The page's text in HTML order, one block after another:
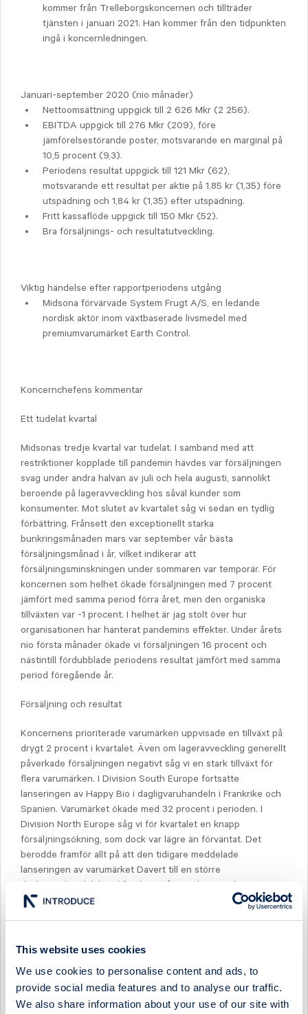
This website uses cookies
We use cookies to personalise content and ads, to
provide social media features and to analyse our traffic.
We also share information about your use of our site with
kommer från Trelleborgskoncernen och tillträder
tjänsten i januari 2021. Han kommer från den tidpunkten
ingå i koncernledningen.
Januari-september 2020 (nio månader)
Nettoomsättning uppgick till 2 626 Mkr (2 256).
EBITDA uppgick till 276 Mkr (209), före
jämförelsestörande poster, motsvarande en marginal på
10,5 procent (9,3).
Periodens resultat uppgick till 121 Mkr (62),
motsvarande ett resultat per aktie på 1,85 kr (1,35) före
utspädning och 1,84 kr (1,35) efter utspädning.
Fritt kassaflöde uppgick till 150 Mkr (52).
Bra försäljnings- och resultatutveckling.
Viktig händelse efter rapportperiodens utgång
Midsona förvärvade System Frugt A/S, en ledande
nordisk aktör inom växtbaserade livsmedel med
premiumvarumärket Earth Control.
Koncernchefens kommentar
Ett tudelat kvartal
Midsonas tredje kvartal var tudelat. I samband med att
restriktioner kopplade till pandemin hävdes var försäljningen
svag under andra halvan av juli och hela augusti, sannolikt
beroende på lageravveckling hos såväl kunder som
konsumenter. Mot slutet av kvartalet såg vi sedan en tydlig
förbättring. Frånsett den exceptionellt starka
bunkringsmånaden mars var september vår bästa
försäljningsmånad i år, vilket indikerar att
försäljningsminskningen under sommaren var temporär. För
koncernen som helhet ökade försäljningen med 7 procent
jämfört med samma period förra året, men den organiska
tillväxten var -1 procent. I helhet är jag stolt över hur
organisationen har hanterat pandemins effekter. Under årets
nio första månader ökade vi försäljningen 16 procent och
nästintill fördubblade periodens resultat jämfört med samma
period föregående år.
Försäljning och resultat
Koncernens prioriterade varumärken uppvisade en tillväxt på
drygt 2 procent i kvartalet. Även om lageravveckling generellt
påverkade försäljningen negativt såg vi en stark tillväxt för
flera varumärken. I Division South Europe fortsatte
lanseringen av Happy Bio i dagligvaruhandeln i Frankrike och
Spanien. Varumärket ökade med 32 procent i perioden. I
Division North Europe såg vi för kvartalet en knapp
försäljningsökning, som dock var lägre än förväntat. Det
berodde framför allt på att den tidigare meddelade
lanseringen av varumärket Davert till en större
dagligvaruhandelskund försköts på grund av pandemin. Den
breda utrullningen i butik kunde påbörjas först mot slutet av
fjärde kvartalet. I Division Nordics fortsatte varumärkena
svagare för Kung Markatta och för flera varumärken i
kategorin konsumenthälsoprodukter.